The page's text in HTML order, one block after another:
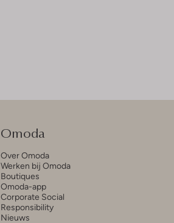
Omoda
Over Omoda
Werken bij Omoda
Boutiques
Omoda-app
Corporate Social
Responsibility
Nieuws